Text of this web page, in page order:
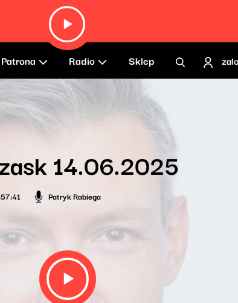
Radio Sklep
14.06.2025
Patryk Rabiega